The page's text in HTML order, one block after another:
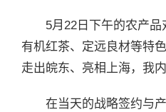
5月22日下午的农产
有机红茶、定远良材等特
走出皖东、亮相上海，我
在当天的战略签约与